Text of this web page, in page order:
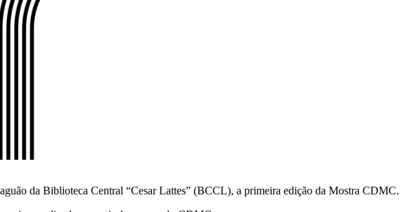
da Biblioteca Central “Cesar Lattes” (BCCL), a primeira edição da Mostra CDMC.